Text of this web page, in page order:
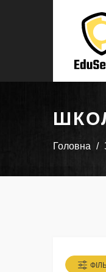
Головна